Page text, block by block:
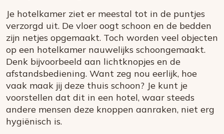
Je hotelkamer ziet er meestal tot in de puntjes
verzorgd uit. De vloer oogt schoon en de bedden
zijn netjes opgemaakt. Toch worden veel objecten
op een hotelkamer nauwelijks schoongemaakt.
Denk bijvoorbeeld aan lichtknopjes en de
afstandsbediening. Want zeg nou eerlijk, hoe
vaak maak jij deze thuis schoon? Je kunt je
voorstellen dat dit in een hotel, waar steeds
andere mensen deze knoppen aanraken, niet erg
hygiënisch is.